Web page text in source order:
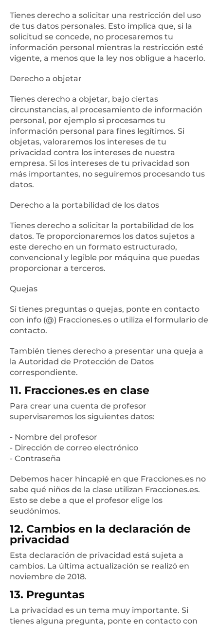
Tienes derecho a solicitar una restricción del uso
de tus datos personales. Esto implica que, si la
solicitud se concede, no procesaremos tu
información personal mientras la restricción esté
vigente, a menos que la ley nos obligue a hacerlo.
Derecho a objetar
Tienes derecho a objetar, bajo ciertas
circunstancias, al procesamiento de información
personal, por ejemplo si procesamos tu
información personal para fines legítimos. Si
objetas, valoraremos los intereses de tu
privacidad contra los intereses de nuestra
empresa. Si los intereses de tu privacidad son
más importantes, no seguiremos procesando tus
datos.
Derecho a la portabilidad de los datos
Tienes derecho a solicitar la portabilidad de los
datos. Te proporcionaremos los datos sujetos a
este derecho en un formato estructurado,
convencional y legible por máquina que puedas
proporcionar a terceros.
Quejas
Si tienes preguntas o quejas, ponte en contacto
con info (@) Fracciones.es o utiliza el formulario de
contacto.
También tienes derecho a presentar una queja a
la Autoridad de Protección de Datos
correspondiente.
11. Fracciones.es en clase
Para crear una cuenta de profesor
supervisaremos los siguientes datos:
- Nombre del profesor
- Dirección de correo electrónico
- Contraseña
Debemos hacer hincapié en que Fracciones.es no
sabe qué niños de la clase utilizan Fracciones.es.
Esto se debe a que el profesor elige los
seudónimos.
12. Cambios en la declaración de
privacidad
Esta declaración de privacidad está sujeta a
cambios. La última actualización se realizó en
noviembre de 2018.
13. Preguntas
La privacidad es un tema muy importante. Si
tienes alguna pregunta, ponte en contacto con